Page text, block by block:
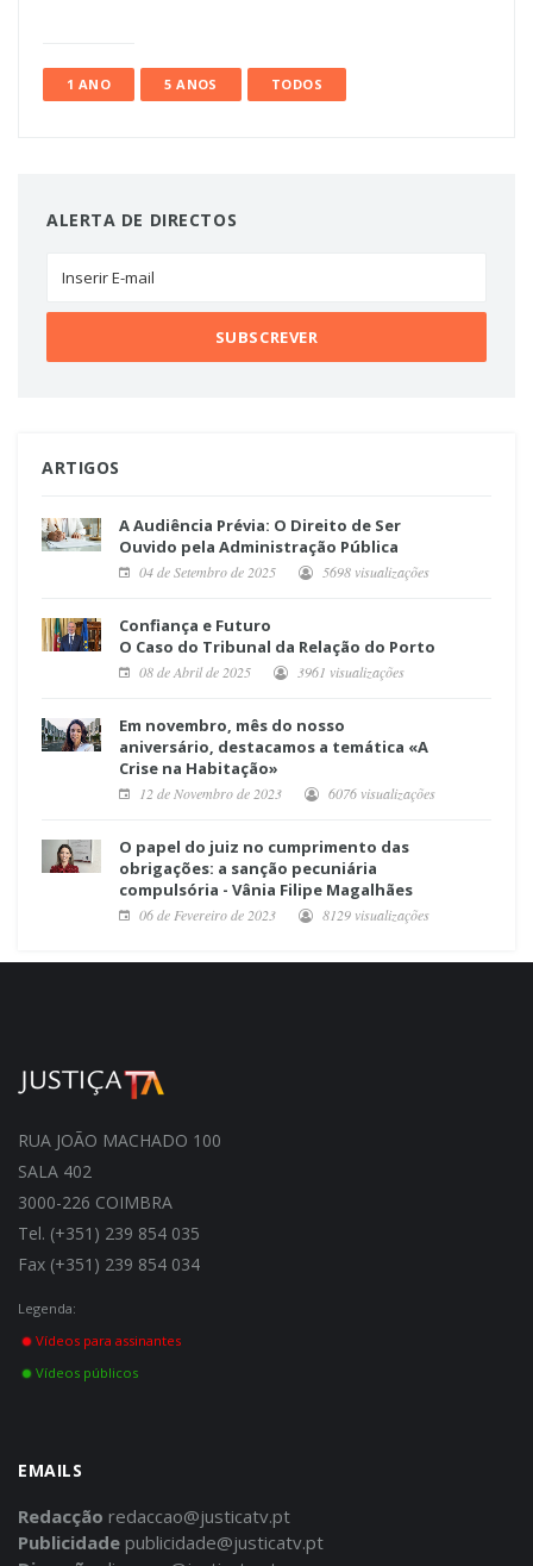
1 ANO 5 ANOS TODOS
ALERTA DE DIRECTOS
ARTIGOS
A Audiência Prévia: O Direito de Ser
Ouvido pela Administração Pública
04 de Setembro de 2025 5698 visualizações
Confiança e Futuro
O Caso do Tribunal da Relação do Porto
08 de Abril de 2025 3961 visualizações
Em novembro, mês do nosso
aniversário, destacamos a temática «A
Crise na Habitação»
12 de Novembro de 2023 6076 visualizações
O papel do juiz no cumprimento das
obrigações: a sanção pecuniária
compulsória - Vânia Filipe Magalhães
06 de Fevereiro de 2023 8129 visualizações
RUA JOÃO MACHADO 100
SALA 402
3000-226 COIMBRA
Tel. (+351) 239 854 035
Fax (+351) 239 854 034
Legenda:
Vídeos para assinantes
Vídeos públicos
EMAILS
Redacção redaccao@justicatv.pt
Publicidade publicidade@justicatv.pt